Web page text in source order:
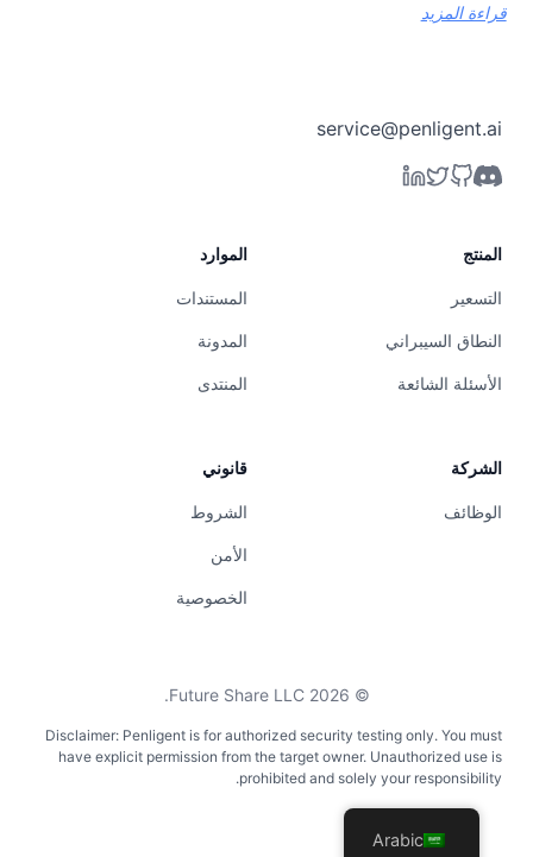
قراءة المزيد
service@penligent.ai
المنتج
التسعير
النطاق السيبراني
الأسئلة الشائعة
الموارد
المستندات
المدونة
المنتدى
الشركة
الوظائف
قانوني
الشروط
الأمن
الخصوصية
©
2026
Future Share LLC.
Disclaimer: Penligent is for authorized security testing only. You must
have explicit permission from the target owner. Unauthorized use is
prohibited and solely your responsibility.
Arabic